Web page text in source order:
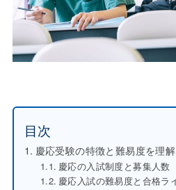
目次
慶応受験の特徴と難易度を理
慶応の入試制度と募集人数
慶応入試の難易度と合格ラ